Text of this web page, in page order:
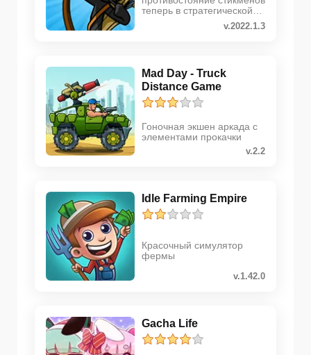
теперь в стратегической
v.2022.1.3
Mad Day - Truck
Distance Game
Гоночная экшен аркада с
элементами прокачки
v.2.2
Idle Farming Empire
Красочный симулятор
фермы
v.1.42.0
Gacha Life